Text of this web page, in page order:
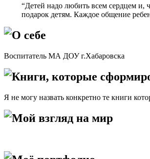
“Детей надо любить всем сердцем и,
подарок детям. Каждое общение
О себе
Воспитатель МА ДОУ г.Хабаровска
Книги, которые
Я не могу назвать конкретно те книги
Мой взгляд на мир